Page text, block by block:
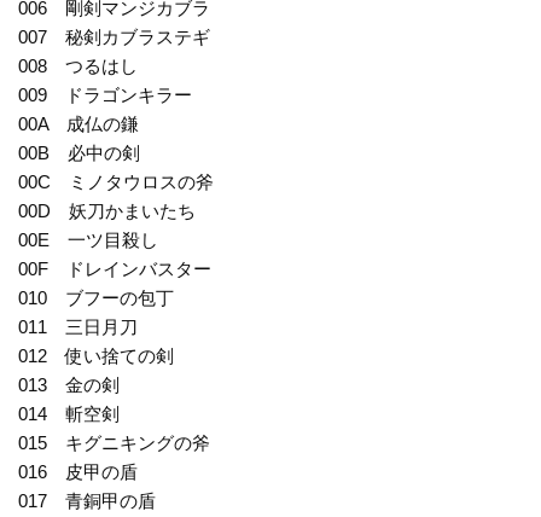
006 剛剣マンジカブラ
007 秘剣カブラステギ
008 つるはし
009 ドラゴンキラー
00A 成仏の鎌
00B 必中の剣
00C ミノタウロスの斧
00D 妖刀かまいたち
00E 一ツ目殺し
00F ドレインバスター
010 ブフーの包丁
011 三日月刀
012 使い捨ての剣
013 金の剣
014 斬空剣
015 キグニキングの斧
016 皮甲の盾
017 青銅甲の盾